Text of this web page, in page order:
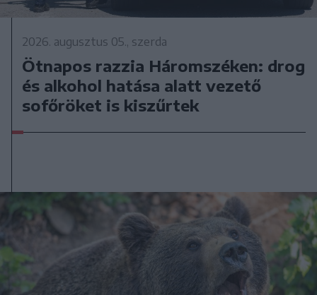
2026. augusztus 05., szerda
Ötnapos razzia Háromszéken: drog
és alkohol hatása alatt vezető
sofőröket is kiszűrtek